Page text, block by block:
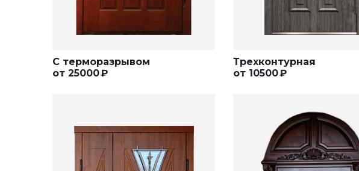
С терморазрывом
от 25000₽
Трехконтурная
от 10500₽